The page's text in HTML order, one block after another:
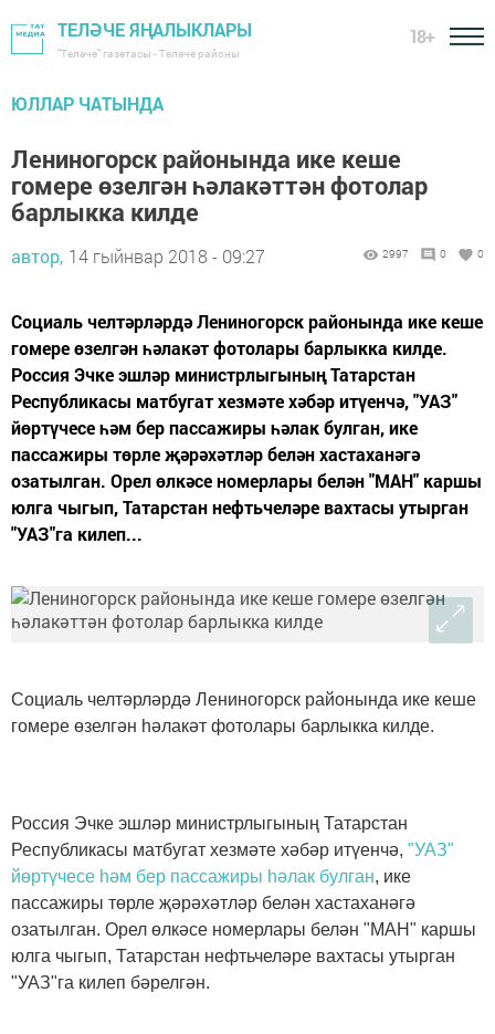
ТЕЛӘЧЕ ЯҢАЛЫКЛАРЫ
"Теләче" газетасы - Теләче районы
18+
ЮЛЛАР ЧАТЫНДА
Лениногорск районында ике кеше
гомере өзелгән һәлакәттән фотолар
барлыкка килде
автор, 14 гыйнвар 2018 - 09:27 2997 0 0
Социаль челтәрләрдә Лениногорск районында ике кеше
гомере өзелгән һәлакәт фотолары барлыкка килде.
Россия Эчке эшләр министрлыгының Татарстан
Республикасы матбугат хезмәте хәбәр итүенчә, "УАЗ"
йөртүчесе һәм бер пассажиры һәлак булган, ике
пассажиры төрле җәрәхәтләр белән хастаханәгә
озатылган. Орел өлкәсе номерлары белән "МАН" каршы
юлга чыгып, Татарстан нефтьчеләре вахтасы утырган
"УАЗ"га килеп...
Социаль челтәрләрдә Лениногорск районында ике кеше
гомере өзелгән һәлакәт фотолары барлыкка килде.
Россия Эчке эшләр министрлыгының Татарстан
Республикасы матбугат хезмәте хәбәр итүенчә, "УАЗ"
йөртүчесе һәм бер пассажиры һәлак булган, ике
пассажиры төрле җәрәхәтләр белән хастаханәгә
озатылган. Орел өлкәсе номерлары белән "МАН" каршы
юлга чыгып, Татарстан нефтьчеләре вахтасы утырган
"УАЗ"га килеп бәрелгән.